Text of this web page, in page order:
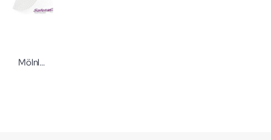
Mölnlycke Mepitel One Silikon-Netzverband Einseitig haftendes Wunddistanzgitter von Mölnlycke